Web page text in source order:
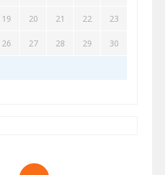
19 20 21 22 23
26 27 28 29 30